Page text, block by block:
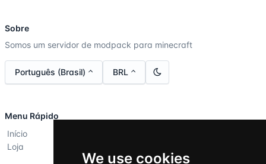
We use cookies
Sobre
Somos um servidor de modpack para minecraft
Português (Brasil) BRL
Menu Rápido
Início
Loja